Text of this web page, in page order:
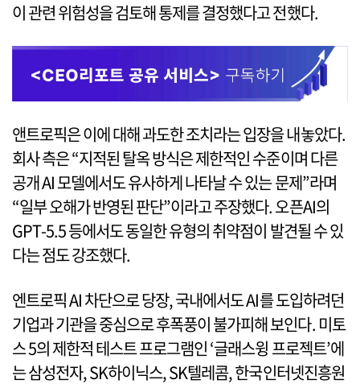
이 관련 위험성을 검토해 통제를 결정했다고 전했다.
앤트로픽은 이에 대해 과도한 조치라는 입장을 내놓았다.
회사 측은 “지적된 탈옥 방식은 제한적인 수준이며 다른
공개 AI 모델에서도 유사하게 나타날 수 있는 문제”라며
“일부 오해가 반영된 판단”이라고 주장했다. 오픈AI의
GPT-5.5 등에서도 동일한 유형의 취약점이 발견될 수 있
다는 점도 강조했다.
엔트로픽 AI 차단으로 당장, 국내에서도 AI를 도입하려던
기업과 기관을 중심으로 후폭풍이 불가피해 보인다. 미토
스 5의 제한적 테스트 프로그램인 ‘글래스윙 프로젝트’에
는 삼성전자, SK하이닉스, SK텔레콤, 한국인터넷진흥원